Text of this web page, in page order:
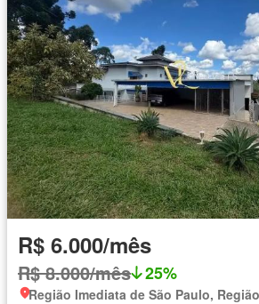
R$ 6.000/mês
R$ 8.000/mês 25%